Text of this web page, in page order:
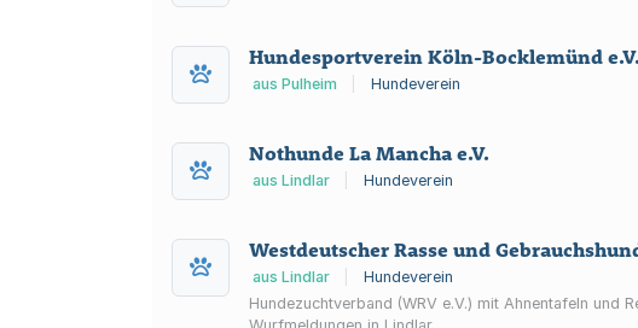
Hundesportverein Köln-Bocklemünd
aus Pulheim Hundeverein
Nothunde La Mancha e.V.
aus Lindlar Hundeverein
Westdeutscher Rasse und
aus Lindlar
Hundeverein
Hundezuchtverband (WRV e.V.) mit Ahnentafeln